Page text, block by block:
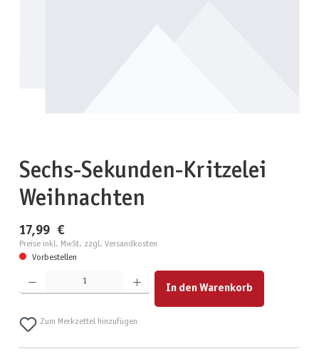
Sechs-Sekunden-Kritzelei
Weihnachten
17,99 €
Preise inkl. MwSt. zzgl. Versandkosten
Vorbestellen
Produkt Anzahl: Gib den gewünschten Wert ein oder benutze die Schaltflächen um die Anzahl zu
In den Warenkorb
Zum Merkzettel hinzufügen